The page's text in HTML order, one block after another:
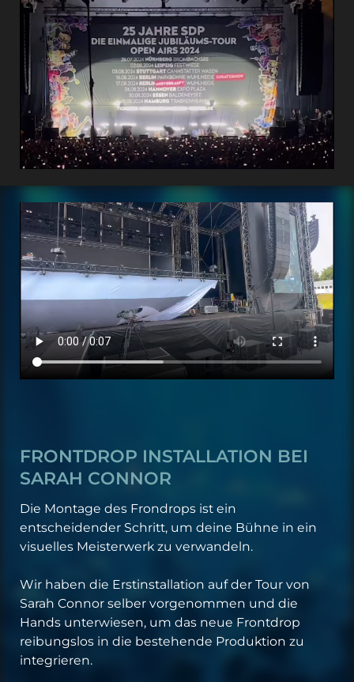
FRONTDROP INSTALLATION BEI
SARAH CONNOR
Die Montage des Frondrops ist ein
entscheidender Schritt, um deine Bühne in ein
visuelles Meisterwerk zu verwandeln.
Wir haben die Erstinstallation auf der Tour von
Sarah Connor selber vorgenommen und die
Hands unterwiesen, um das neue Frontdrop
reibungslos in die bestehende Produktion zu
integrieren.